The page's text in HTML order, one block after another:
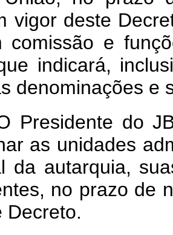
vigor deste
comissão e
indicará,
denominações e
Presidente do
as unidades
da autarquia,
no prazo de
Decreto.